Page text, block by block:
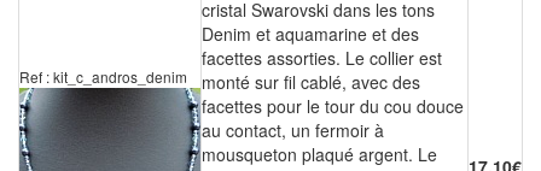
Ref : kit_c_andros_denim
cristal Swarovski dans les tons
Denim et aquamarine et des
facettes assorties. Le collier est
monté sur fil cablé, avec des
facettes pour le tour du cou douce
au contact, un fermoir à
mousqueton plaqué argent. Le
17.10€